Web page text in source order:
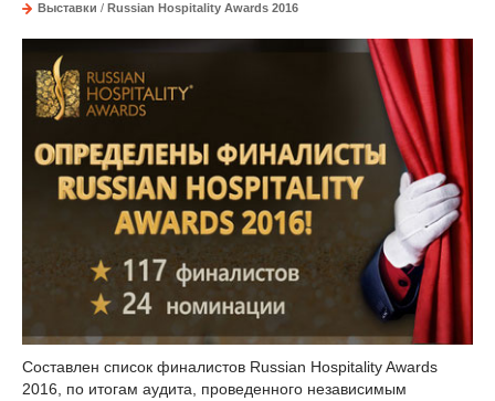
Выставки / Russian Hospitality Awards 2016
Составлен список финалистов Russian Hospitality Awards
2016, по итогам аудита, проведенного независимым